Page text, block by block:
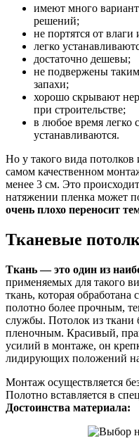
имеют много
решений;
не портятся от
легко
достаточно дешевы;
не подвержены
запахи;
хорошо скрывают
при строительстве;
в любое время легко
устанавливаются.
Но у такого вида
самом качественном
менее 3 см. Это
натяжении пленка может
очень плохо переносит
Тканевые
Ткань — это один из
применяемых для такого
ткань, которая
полотно более прочным,
службы. Потолок из ткани
пленочным. Красивый,
усилий в монтаже, он
лидирующих положений
Монтаж осуществляется
Полотно вставляется в
Достоинства материала: